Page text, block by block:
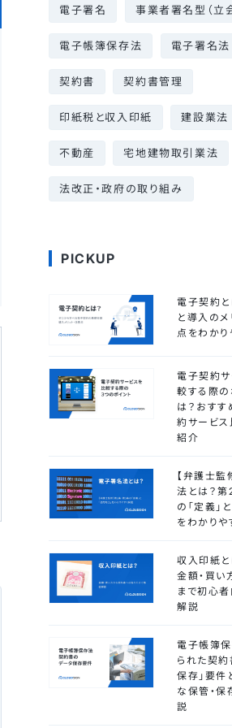
電子署名 事業者署名型（立
電子帳簿保存法 電子署名法
契約書 契約書管理
印紙税と収入印紙 建設業法
不動産 宅地建物取引業法
法改正・政府の取り組み
PICKUP
電子契約
と導入のメ
点をわかり
電子契約
較する際の
は？おす
約サービス
紹介
【弁護士監
法とは？第
の「定義」
をわかりや
収入印紙
金額・買い
まで初心
解説
電子帳簿
られた契約
保存」要
な保管・保
説